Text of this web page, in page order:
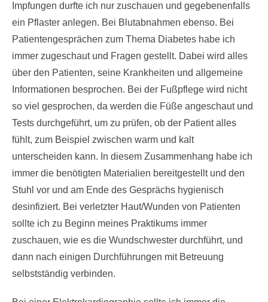
Impfungen durfte ich nur zuschauen und gegebenenfalls
ein Pflaster anlegen. Bei Blutabnahmen ebenso. Bei
Patientengesprächen zum Thema Diabetes habe ich
immer zugeschaut und Fragen gestellt. Dabei wird alles
über den Patienten, seine Krankheiten und allgemeine
Informationen besprochen. Bei der Fußpflege wird nicht
so viel gesprochen, da werden die Füße angeschaut und
Tests durchgeführt, um zu prüfen, ob der Patient alles
fühlt, zum Beispiel zwischen warm und kalt
unterscheiden kann. In diesem Zusammenhang habe ich
immer die benötigten Materialien bereitgestellt und den
Stuhl vor und am Ende des Gesprächs hygienisch
desinfiziert. Bei verletzter Haut/Wunden von Patienten
sollte ich zu Beginn meines Praktikums immer
zuschauen, wie es die Wundschwester durchführt, und
dann nach einigen Durchführungen mit Betreuung
selbstständig verbinden.